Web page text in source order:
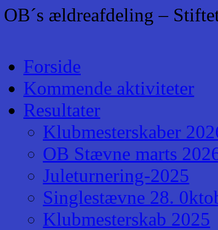
OB´s ældreafdeling –
til
indholdForside
Kommende aktiviteter
Resultater
Klubmesterskaber
OB Stævne marts
Juleturnering-2025
Singlestævne 28.
Klubmesterskab 2025